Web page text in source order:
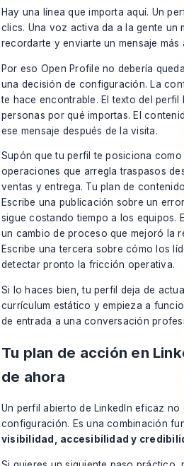
Hay una línea que importa aquí. Un
clics. Una voz activa da a la gente un
recordarte y enviarte un mensaje más
Por eso Open Profile no debería
una decisión de configuración. La
te hace encontrable. El texto del perfil
personas por qué importas. El
ese mensaje después de la visita.
Supón que tu perfil te posiciona como
operaciones que arregla traspasos
ventas y entrega. Tu plan de
Escribe una publicación sobre un
sigue costando tiempo a los equipos.
un cambio de proceso que mejoró la
Escribe una tercera sobre cómo los
detectar pronto la fricción operativa.
Si lo haces bien, tu perfil deja de
currículum estático y empieza a
de entrada a una conversación
Tu plan de acción en
de ahora
Un perfil abierto de LinkedIn eficaz no
configuración. Es una combinación
visibilidad, accesibilidad y